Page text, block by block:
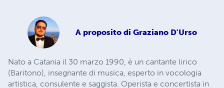
A proposito di Graziano D'Urso
Nato a Catania il 30 marzo 1990, è un cantante lirico
(Baritono), insegnante di musica, esperto in vocologia
artistica, consulente e saggista. Operista e concertista in